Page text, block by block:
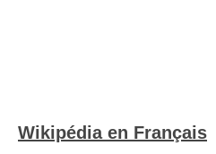
Wikipédia en Français